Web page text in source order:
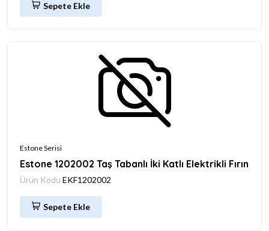
Sepete Ekle
Estone Serisi
Estone 1202002 Taş Tabanlı İki Katlı Elektrikli Fırın
Ürün Kodu EKF1202002
Sepete Ekle